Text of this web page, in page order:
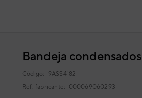
Bandeja condensados
Código: 9ASS4182
Ref. fabricante: 000069060293